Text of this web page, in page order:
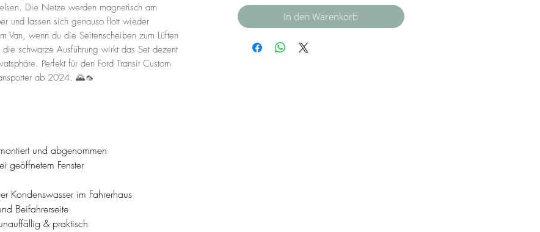
Die Netze werden magnetisch am
und lassen sich genauso flott wieder
Van, wenn du die Seitenscheiben zum Lüften
schwarze Ausführung wirkt das Set dezent
Perfekt für den Ford Transit Custom
ab 2024. 🌄🦟
und abgenommen
geöffnetem Fenster
Kondenswasser im Fahrerhaus
Beifahrerseite
& praktisch
In den Warenkorb